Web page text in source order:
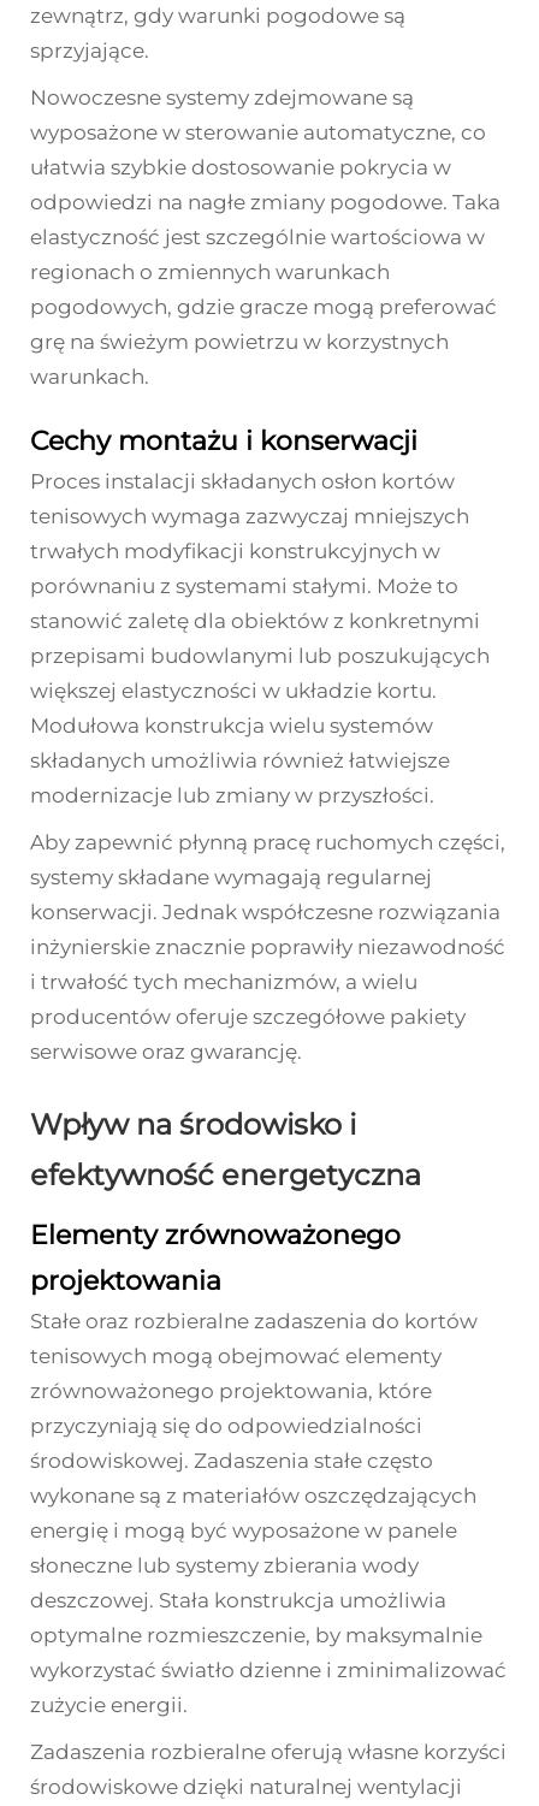
zewnątrz, gdy warunki pogodowe są
sprzyjające.
Nowoczesne systemy zdejmowane są
wyposażone w sterowanie automatyczne, co
ułatwia szybkie dostosowanie pokrycia w
odpowiedzi na nagłe zmiany pogodowe. Taka
elastyczność jest szczególnie wartościowa w
regionach o zmiennych warunkach
pogodowych, gdzie gracze mogą preferować
grę na świeżym powietrzu w korzystnych
warunkach.
Cechy montażu i konserwacji
Proces instalacji składanych osłon kortów
tenisowych wymaga zazwyczaj mniejszych
trwałych modyfikacji konstrukcyjnych w
porównaniu z systemami stałymi. Może to
stanowić zaletę dla obiektów z konkretnymi
przepisami budowlanymi lub poszukujących
większej elastyczności w układzie kortu.
Modułowa konstrukcja wielu systemów
składanych umożliwia również łatwiejsze
modernizacje lub zmiany w przyszłości.
Aby zapewnić płynną pracę ruchomych części,
systemy składane wymagają regularnej
konserwacji. Jednak współczesne rozwiązania
inżynierskie znacznie poprawiły niezawodność
i trwałość tych mechanizmów, a wielu
producentów oferuje szczegółowe pakiety
serwisowe oraz gwarancję.
Wpływ na środowisko i
efektywność energetyczna
Elementy zrównoważonego
projektowania
Stałe oraz rozbieralne zadaszenia do kortów
tenisowych mogą obejmować elementy
zrównoważonego projektowania, które
przyczyniają się do odpowiedzialności
środowiskowej. Zadaszenia stałe często
wykonane są z materiałów oszczędzających
energię i mogą być wyposażone w panele
słoneczne lub systemy zbierania wody
deszczowej. Stała konstrukcja umożliwia
optymalne rozmieszczenie, by maksymalnie
wykorzystać światło dzienne i zminimalizować
zużycie energii.
Zadaszenia rozbieralne oferują własne korzyści
środowiskowe dzięki naturalnej wentylacji